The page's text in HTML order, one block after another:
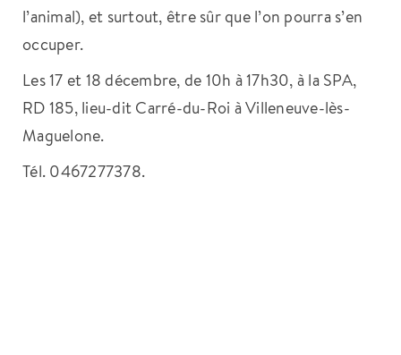
l’animal), et surtout, être sûr que l’on pourra s’en
occuper.
Les 17 et 18 décembre, de 10h à 17h30, à la SPA,
RD 185, lieu-dit Carré-du-Roi à Villeneuve-lès-
Maguelone.
Tél. 0467277378.